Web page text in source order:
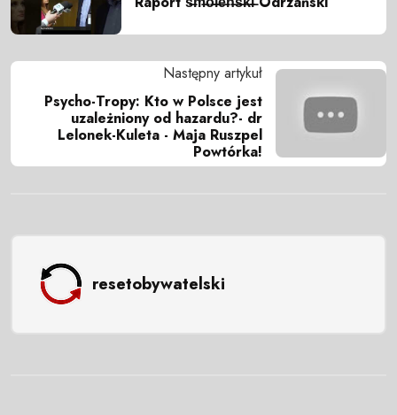
Następny artykuł
Psycho-Tropy: Kto w Polsce jest
uzależniony od hazardu?- dr
Lelonek-Kuleta - Maja Ruszpel
Powtórka!
resetobywatelski